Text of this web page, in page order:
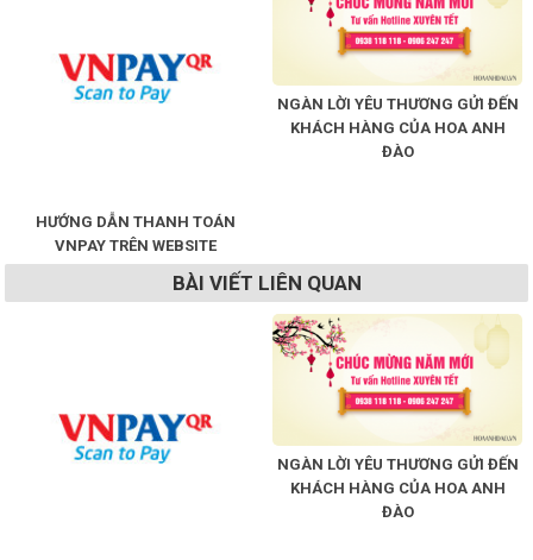
Shop All Brand A-
HƯỚNG DẪN THANH TOÁN
VNPAY TRÊN WEBSITE
NGÀN LỜI YÊU THƯƠNG GỬI ĐẾN
KHÁCH HÀNG CỦA HOA ANH
ĐÀO
BÀI VIẾT LIÊN QUAN
NGÀN LỜI YÊU THƯƠNG GỬI ĐẾN
KHÁCH HÀNG CỦA HOA ANH
ĐÀO